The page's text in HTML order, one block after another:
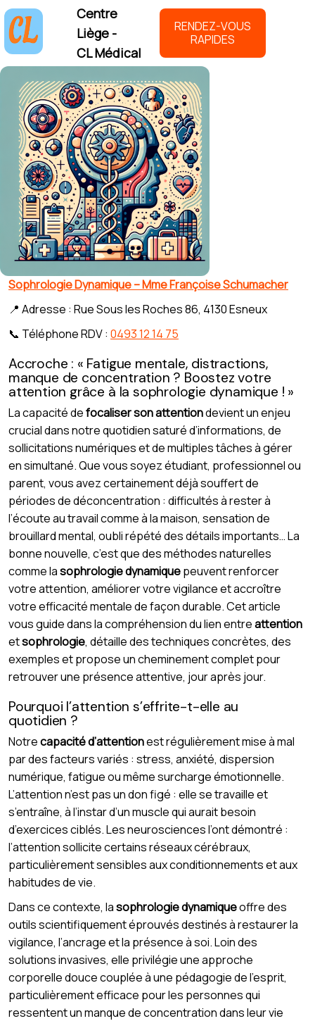
Centre
Liège -
CL Médical
RENDEZ-VOUS
RAPIDES
Sophrologie Dynamique – Mme Françoise Schumacher
📍 Adresse : Rue Sous les Roches 86, 4130 Esneux
📞 Téléphone RDV : 0493 12 14 75
Accroche : « Fatigue mentale, distractions,
manque de concentration ? Boostez votre
attention grâce à la sophrologie dynamique ! »
La capacité defocaliser son attentiondevient un enjeu
crucial dans notre quotidien saturé d’informations, de
sollicitations numériques et de multiples tâches à gérer
en simultané. Que vous soyez étudiant, professionnel ou
parent, vous avez certainement déjà souffert de
périodes de déconcentration : difficultés à rester à
l’écoute au travail comme à la maison, sensation de
brouillard mental, oubli répété des détails importants… La
bonne nouvelle, c’est que des méthodes naturelles
comme lasophrologie dynamiquepeuvent renforcer
votre attention, améliorer votre vigilance et accroître
votre efficacité mentale de façon durable. Cet article
vous guide dans la compréhension du lien entreattention
etsophrologie, détaille des techniques concrètes, des
exemples et propose un cheminement complet pour
retrouver une présence attentive, jour après jour.
Pourquoi l’attention s’effrite-t-elle au
quotidien ?
Notrecapacité d’attentionest régulièrement mise à mal
par des facteurs variés : stress, anxiété, dispersion
numérique, fatigue ou même surcharge émotionnelle.
L’attention n’est pas un don figé : elle se travaille et
s’entraîne, à l’instar d’un muscle qui aurait besoin
d’exercices ciblés. Les neurosciences l’ont démontré :
l’attention sollicite certains réseaux cérébraux,
particulièrement sensibles aux conditionnements et aux
habitudes de vie.
Dans ce contexte, lasophrologie dynamiqueoffre des
outils scientifiquement éprouvés destinés à restaurer la
vigilance, l’ancrage et la présence à soi. Loin des
solutions invasives, elle privilégie une approche
corporelle douce couplée à une pédagogie de l’esprit,
particulièrement efficace pour les personnes qui
ressentent un manque de concentration dans leur vie